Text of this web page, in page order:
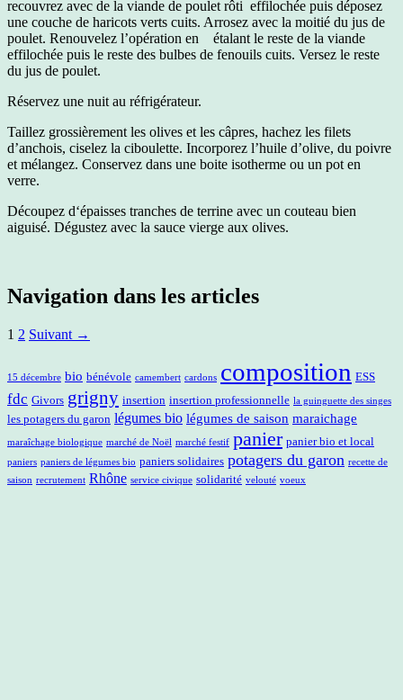
recouvrez avec de la viande de poulet rôti effilochée puis déposez
une couche de haricots verts cuits. Arrosez avec la moitié du jus de
poulet. Renouvelez l’opération en étalant le reste de la viande
effilochée puis le reste des bulbes de fenouils cuits. Versez le reste
du jus de poulet.
Réservez une nuit au réfrigérateur.
Taillez grossièrement les olives et les câpres, hachez les filets
d’anchois, ciselez la ciboulette. Incorporez l’huile d’olive, du poivre
et mélangez. Conservez dans une boite isotherme ou un pot en
verre.
Découpez d‘épaisses tranches de terrine avec un couteau bien
aiguisé. Dégustez avec la sauce vierge aux olives.
Navigation dans les articles
1 2 Suivant →
15 décembre bio bénévole camembert cardons composition ESS
fdc Givors grigny insertion insertion professionnelle la guinguette des singes
les potagers du garon légumes bio légumes de saison maraichage
maraîchage biologique marché de Noël marché festif panier panier bio et local
paniers paniers de légumes bio paniers solidaires potagers du garon recette de
saison recrutement Rhône service civique solidarité velouté voeux